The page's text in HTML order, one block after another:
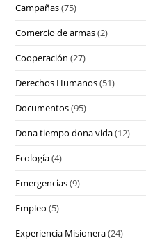
Campañas(75)
Comercio de armas(2)
Cooperación (27)
Derechos Humanos(51)
Documentos(95)
Dona tiempo dona vida(12)
Ecología(4)
Emergencias(9)
Empleo (5)
Experiencia Misionera(24)